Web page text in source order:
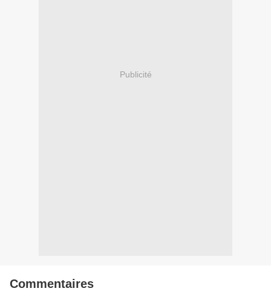
Publicité
Commentaires